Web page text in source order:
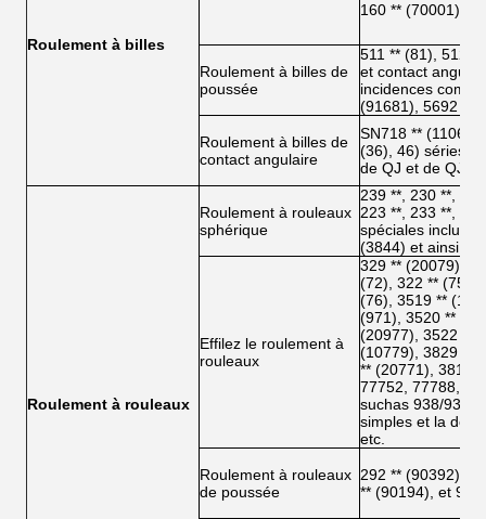
Roulement à billes
160 ** (70001)
Roulement à billes de
poussée
511 ** (81), 512
et contact
incidences
(91681), 5692 **
Roulement à billes de
contact angulaire
SN718 **
(36), 46) séries à
de QJ et de QJF
Roulement à rouleaux
Roulement à rouleaux
sphérique
239 **, 230 **,
223 **, 233 **,
spéciales incluez
(3844) et ainsi de
Effilez le roulement à
rouleaux
329 ** (20079),
(72), 322 ** (75),
(76), 3519 **
(971), 3520 **
(20977), 3522 **
(10779), 3829 **
** (20771), 3811
77752, 77788,
suchas 938/932
simples et la
etc.
Roulement à rouleaux
de poussée
292 ** (90392),
** (90194), et